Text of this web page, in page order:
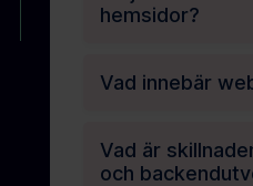
hemsidor?
Vad innebär
Vad är
och